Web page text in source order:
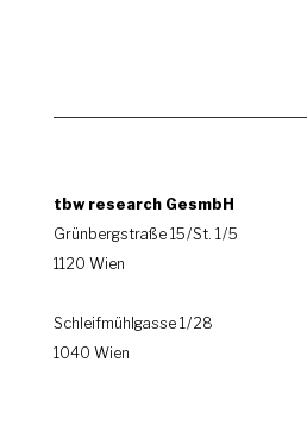
tbw research GesmbH
Grünbergstraße 15 / St. 1 / 5
1120 Wien
Schleifmühlgasse 1 / 28
1040 Wien